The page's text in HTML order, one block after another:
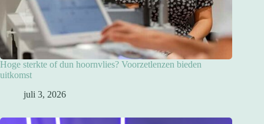
Hoge sterkte of dun hoornvlies? Voorzetlenzen bieden
uitkomst
juli 3, 2026